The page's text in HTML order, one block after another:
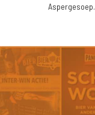
Aspergesoep.